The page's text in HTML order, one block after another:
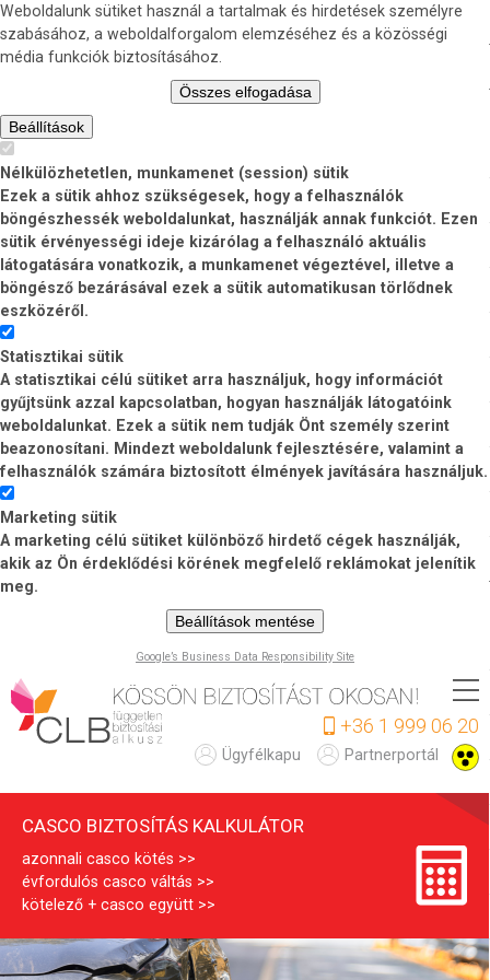
Weboldalunk sütiket használ a tartalmak és hirdetések személyre
szabásához, a weboldalforgalom elemzéséhez és a közösségi
média funkciók biztosításához.
Összes elfogadása
Beállítások
Nélkülözhetetlen, munkamenet (session) sütik
Ezek a sütik ahhoz szükségesek, hogy a felhasználók
böngészhessék weboldalunkat, használják annak funkciót. Ezen
sütik érvényességi ideje kizárólag a felhasználó aktuális
látogatására vonatkozik, a munkamenet végeztével, illetve a
böngésző bezárásával ezek a sütik automatikusan törlődnek
eszközéről.
Statisztikai sütik
A statisztikai célú sütiket arra használjuk, hogy információt
gyűjtsünk azzal kapcsolatban, hogyan használják látogatóink
weboldalunkat. Ezek a sütik nem tudják Önt személy szerint
beazonosítani. Mindezt weboldalunk fejlesztésére, valamint a
felhasználók számára biztosított élmények javítására használjuk.
Marketing sütik
A marketing célú sütiket különböző hirdető cégek használják,
akik az Ön érdeklődési körének megfelelő reklámokat jelenítik
meg.
Beállítások mentése
Google’s Business Data Responsibility Site
Ugrás
a
tartalomra
A
S
C
O
b
+36 1 999 06 20
Partnerportál
Ügyfélkapu
CASCO BIZTOSÍTÁS KALKULÁTOR
azonnali casco kötés
évfordulós casco váltás
kötelező + casco együtt